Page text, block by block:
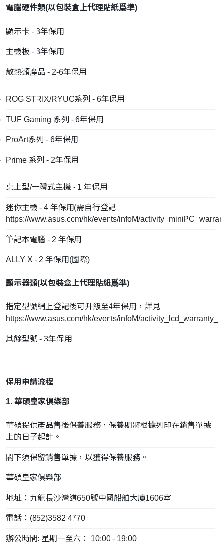
電腦硬件類(以包裝盒上代理貼紙爲準)
顯示卡 - 3年保用
主機板 - 3年保用
散熱類產品 - 2-6年保用
ROG STRIX/RYUO系列 - 6年保用
TUF Gaming 系列 - 6年保用
ProArt系列 - 6年保用
Prime 系列 - 2年保用
桌上型/一體式主機 - 1 年保用
迷你主機 - 4 年保用(需自行登記
https://www.asus.com/hk/events/infoM/
筆記本電腦 - 2 年保用
ALLY X - 2 年保用(國際)
顯示器類(以包裝盒上代理貼紙爲準)
指定型號網上登記後可升級至4年保用，詳見
https://www.asus.com/hk/events/infoM/activity_lcd_warranty_
其餘型號 - 3年保用
保用申請流程
1. 華碩皇家俱樂部
華碩提供產品售後保養服務，保養期將根據列印在銷售單據
上的日子起計。
閣下須保留銷售單據，以獲得保養服務。
華碩皇家俱樂部
地址：九龍長沙灣道650號中國船舶大廈1606室
電話：(852)3582 4770
辦公時間: 星期一至六： 10:00 - 19:00